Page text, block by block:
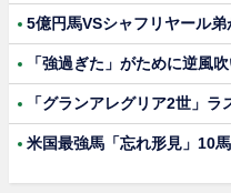
5億円馬VSシャフリヤール弟
「強過ぎた」がために逆風
「グランアレグリア2世」
米国最強馬「忘れ形見」10